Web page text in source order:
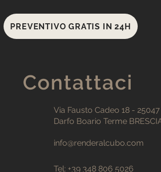
Contattaci
Via Fausto Cadeo 18 - 25047
Darfo Boario Terme
info@renderalcubo.com
Tel: +39 348 806 5026
PREVENTIVO GRATIS IN 24H